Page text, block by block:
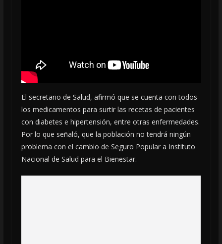
El secretario de Salud, afirmó que se cuenta con todos
los medicamentos para surtir las recetas de pacientes
con diabetes e hipertensión, entre otras enfermedades.
Por lo que señaló, que la población no tendrá ningún
problema con el cambio de Seguro Popular a Instituto
Nacional de Salud para el Bienestar.